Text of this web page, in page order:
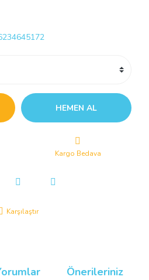
HEMEN AL
Kargo Bedava
Karşılaştır
Önerileriniz